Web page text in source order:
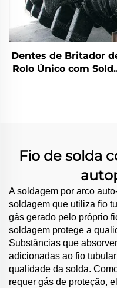
Dentes de Britador
Rolo Único com
Fio de solda
A soldagem por arco
soldagem que utiliza fio
gás gerado pelo próprio
soldagem protege a
Substâncias que
adicionadas ao fio
qualidade da solda.
requer gás de proteção,